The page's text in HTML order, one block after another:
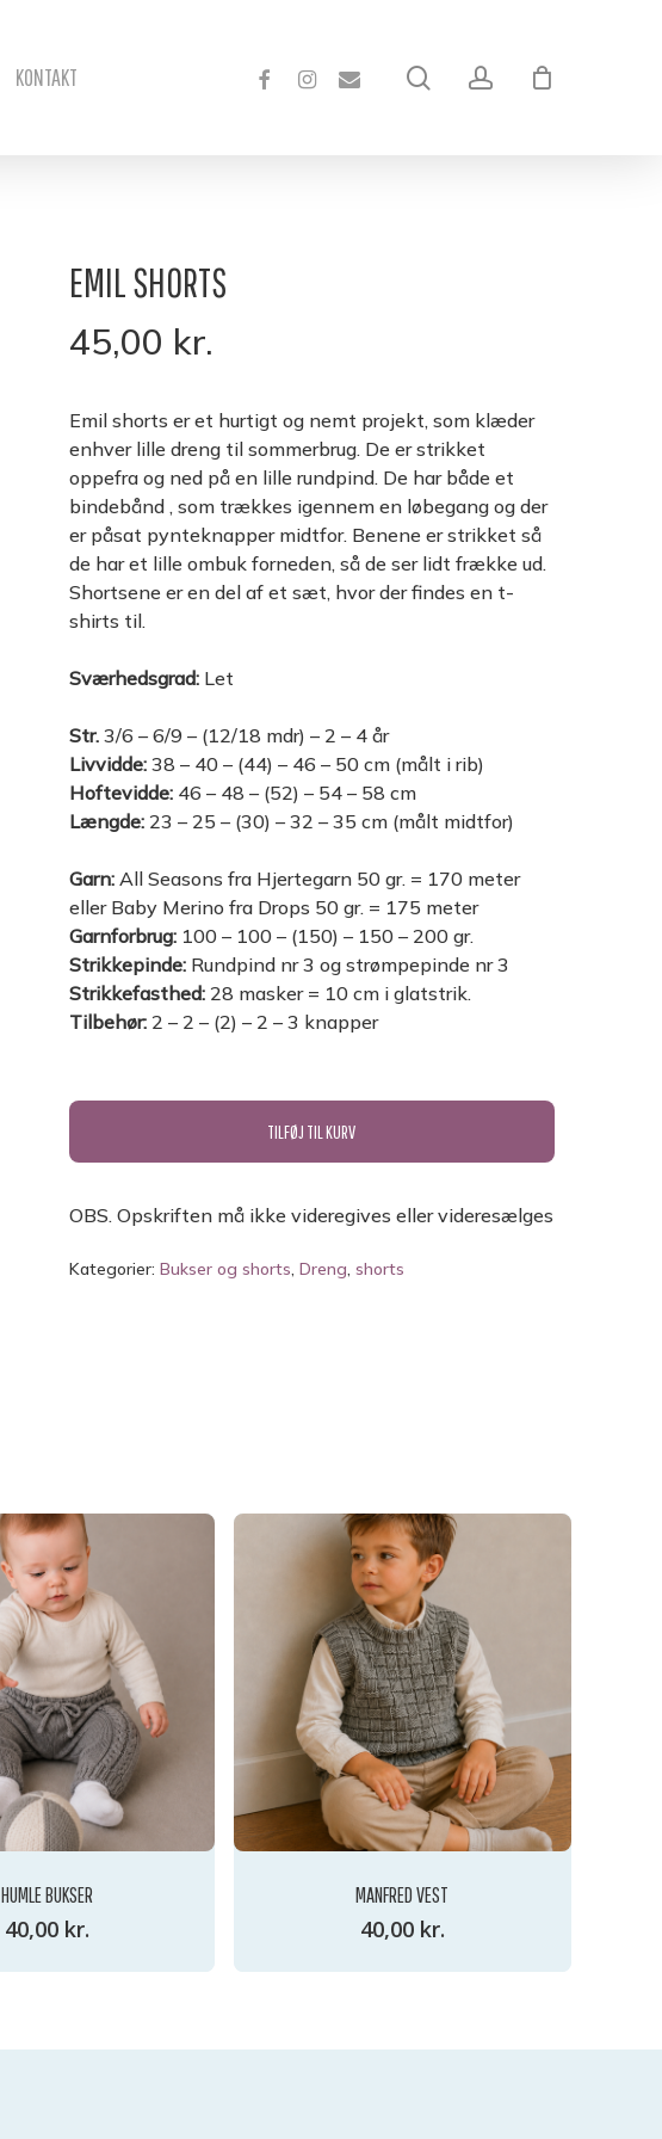
KONTAKT FACEBOOKINSTAGRAM
EMAIL searchaccount
INGEN VARER I KURVEN.
EMIL SHORTS
45,00 kr.
Emil shorts er et hurtigt og nemt projekt, som klæder
enhver lille dreng til sommerbrug. De er strikket
oppefra og ned på en lille rundpind. De har både et
bindebånd , som trækkes igennem en løbegang og der
er påsat pynteknapper midtfor. Benene er strikket så
de har et lille ombuk forneden, så de ser lidt frække ud.
Shortsene er en del af et sæt, hvor der findes en t-
shirts til.
Sværhedsgrad: Let
Str.3/6 – 6/9 – (12/18 mdr) – 2 – 4 år
Livvidde:38 – 40 – (44) – 46 – 50 cm (målt i rib)
Hoftevidde:46 – 48 – (52) – 54 – 58 cm
Længde:23 – 25 – (30) – 32 – 35 cm (målt midtfor)
Garn:All Seasons fra Hjertegarn 50 gr. = 170 meter
eller Baby Merino fra Drops 50 gr. = 175 meter
Garnforbrug:100 – 100 – (150) – 150 – 200 gr.
Strikkepinde:Rundpind nr 3 og strømpepinde nr 3
Strikkefasthed:28 masker = 10 cm i glatstrik.
Tilbehør:2 – 2 – (2) – 2 – 3 knapper
TILFØJ TIL KURV
OBS. Opskriften må ikke videregives eller videresælges
Kategorier: Bukser og shorts, Dreng, shorts
HUMLE BUKSER
40,00 kr.
MANFRED VEST
40,00 kr.